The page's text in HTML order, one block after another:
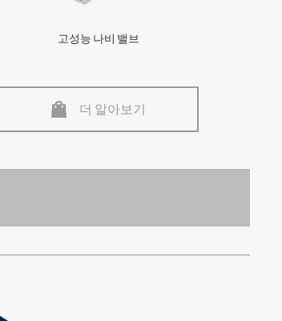
고성능 나비 밸브
더 알아보기